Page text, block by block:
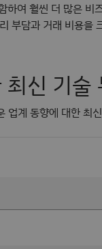
하여 훨씬 더 많은 비
부담과 거래 비용을
신 기술
업계 동향에 대한 최